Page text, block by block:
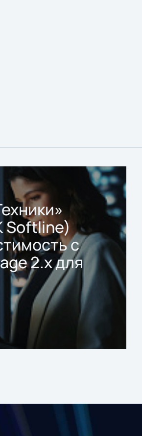
Softline)
с
2.x для